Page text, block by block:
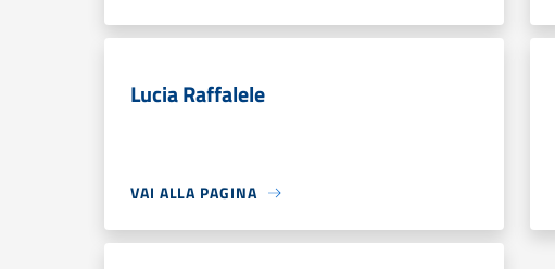
Lucia Raffalele
VAI ALLA PAGINA